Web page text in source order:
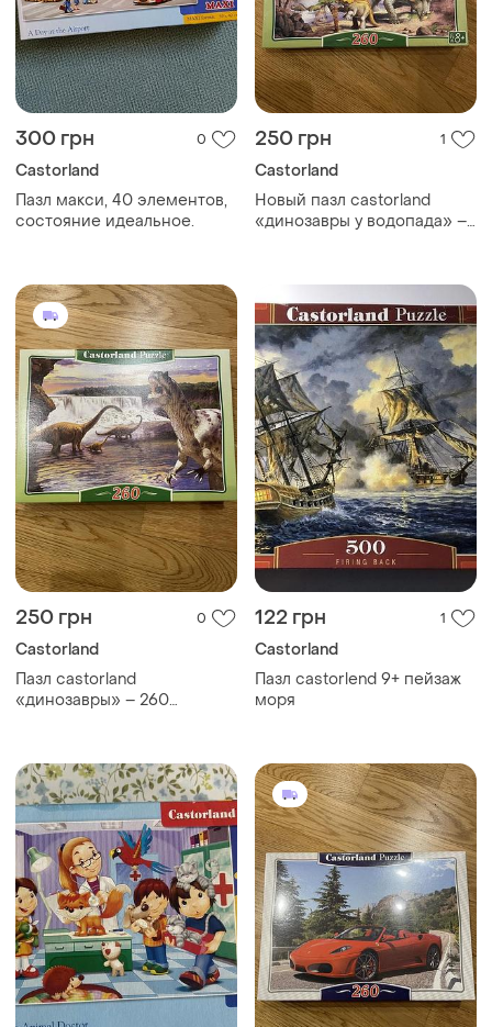
300 грн 0
Castorland
Пазл макси, 40 элементов,
состояние идеальное.
250 грн 1
Castorland
Новый пазл castorland
«динозавры у водопада» –
250 грн 0
Castorland
Пазл castorland
«динозавры» – 260
122 грн 1
Castorland
Пазл castorlend 9+ пейзаж
моря